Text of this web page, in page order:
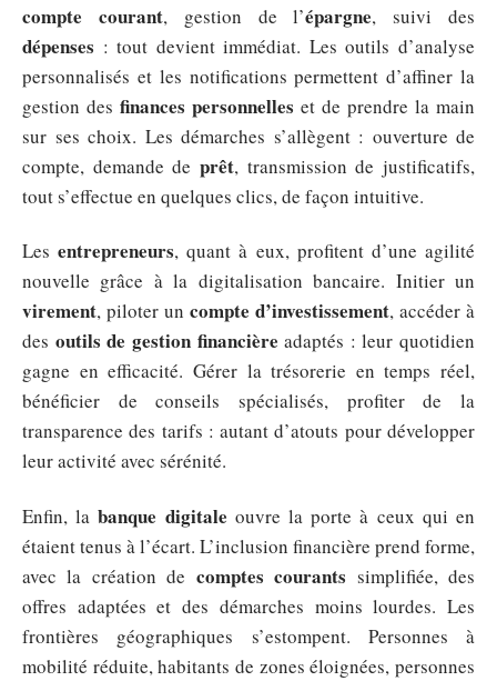
compte courant, gestion de l’épargne, suivi des
dépenses : tout devient immédiat. Les outils d’analyse
personnalisés et les notifications permettent d’affiner la
gestion des finances personnelles et de prendre la main
sur ses choix. Les démarches s’allègent : ouverture de
compte, demande de prêt, transmission de justificatifs,
tout s’effectue en quelques clics, de façon intuitive.
Lesentrepreneurs, quant à eux, profitent d’une agilité
nouvelle grâce à la digitalisation bancaire. Initier un
virement, piloter un compte d’investissement, accéder à
des outils de gestion financière adaptés : leur quotidien
gagne en efficacité. Gérer la trésorerie en temps réel,
bénéficier de conseils spécialisés, profiter de la
transparence des tarifs : autant d’atouts pour développer
leur activité avec sérénité.
Enfin, labanque digitale ouvre la porte à ceux qui en
étaient tenus à l’écart. L’inclusion financière prend forme,
avec la création de comptes courants simplifiée, des
offres adaptées et des démarches moins lourdes. Les
frontières géographiques s’estompent. Personnes à
mobilité réduite, habitants de zones éloignées, personnes